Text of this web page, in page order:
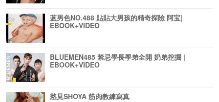
蓝男色NO.488 貼貼大男孩的精奇探險 阿宝|
EBOOK+VIDEO
BLUEMEN485 禁忌學長學弟全開 奶弟挖掘 |
EBOOK+VIDEO
慾見SHOYA 筋肉教練寫真